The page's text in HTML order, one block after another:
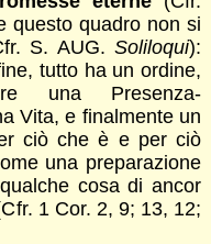
questo quadro non si
S. AUG.Soliloqui):
tutto ha un ordine,
una Presenza-
Vita, e finalmente un
ciò che è e per ciò
una preparazione
cosa di ancor
1 Cor. 2, 9; 13, 12;